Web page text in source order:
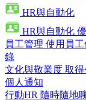
HR與自動化
HR與自動化
員工管理 使用員
錄
文化與敬業度 取得
個人通知
行動HR 隨時隨地